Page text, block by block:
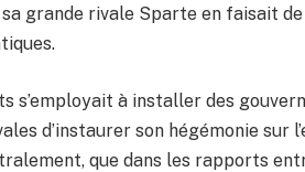
grande rivale Sparte en faisait
s’employait à installer des
d’instaurer son hégémonie sur
que dans les rapports